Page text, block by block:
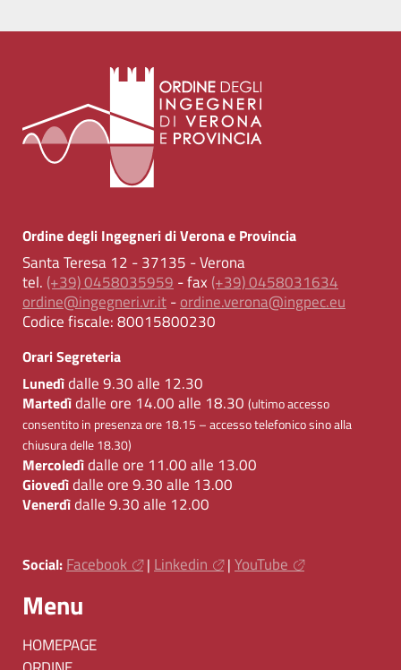
Ordine degli Ingegneri di Verona e Provincia
Santa Teresa 12 - 37135 - Verona
tel. (+39) 0458035959 - fax (+39) 0458031634
ordine@ingegneri.vr.it-ordine.verona@ingpec.eu
Codice fiscale:80015800230
Orari Segreteria
Lunedìdalle 9.30 alle 12.30
Martedìdalle ore 14.00 alle 18.30 (ultimo accesso
consentito in presenza ore 18.15 – accesso telefonico sino alla
chiusura delle 18.30)
Mercoledìdalle ore 11.00 alle 13.00
Giovedìdalle ore 9.30 alle 13.00
Venerdìdalle 9.30 alle 12.00
Social: Facebook | Linkedin | YouTube
Menu
HOMEPAGE